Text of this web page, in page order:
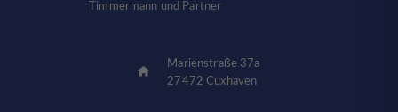
Timmermann und Partner
Marienstraße 37a
27472 Cuxhaven